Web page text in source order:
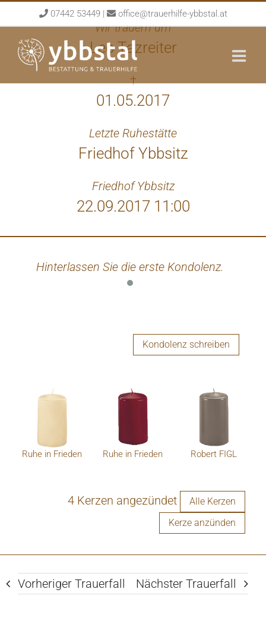
to
content
07442 53449| office@trauerhilfe-ybbstal.at
Wir trauern um
Leo Tazreiter
†
01.05.2017
Letzte Ruhestätte
Friedhof Ybbsitz
Friedhof Ybbsitz
22.09.2017 11:00
Hinterlassen Sie die erste Kondolenz.
Kondolenz schreiben
Ruhe in Frieden Ruhe in Frieden Robert FIGL
4 Kerzen angezündet
Alle Kerzen
Kerze anzünden
Vorheriger Trauerfall Nächster Trauerfall